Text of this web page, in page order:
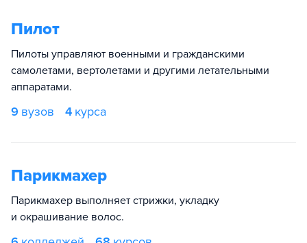
Пилот
Пилоты управляют военными и гражданскими
самолетами, вертолетами и другими летательными
аппаратами.
9 вузов 4 курса
Парикмахер
Парикмахер выполняет стрижки, укладку
и окрашивание волос.